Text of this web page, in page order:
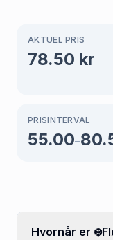
AKTUEL PRIS
78.50 kr
PRISINTERVAL
55.00–
Hvornår er